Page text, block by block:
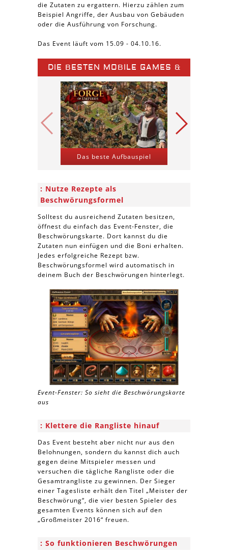
die Zutaten zu ergattern. Hierzu zählen zum
Beispiel Angriffe, der Ausbau von Gebäuden
oder die Ausführung von Forschung.
Das Event läuft vom 15.09 - 04.10.16.
DIE BESTEN MOBILE GAMES &
SPIELE APPS
Das beste Aufbauspiel
Nutze Rezepte als
Beschwörungsformel
Solltest du ausreichend Zutaten besitzen,
öffnest du einfach das Event-Fenster, die
Beschwörungskarte. Dort kannst du die
Zutaten nun einfügen und die Boni erhalten.
Jedes erfolgreiche Rezept bzw.
Beschwörungsformel wird automatisch in
deinem Buch der Beschwörungen hinterlegt.
Event-Fenster: So sieht die Beschwörungskarte
aus
Klettere die Rangliste hinauf
Das Event besteht aber nicht nur aus den
Belohnungen, sondern du kannst dich auch
gegen deine Mitspieler messen und
versuchen die tägliche Rangliste oder die
Gesamtrangliste zu gewinnen. Der Sieger
einer Tagesliste erhält den Titel „Meister der
Beschwörung“, die vier besten Spieler des
gesamten Events können sich auf den
„Großmeister 2016“ freuen.
So funktionieren Beschwörungen